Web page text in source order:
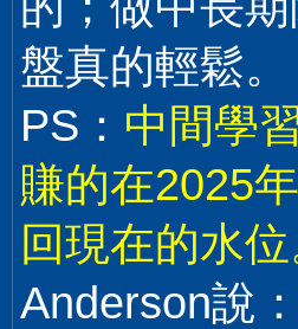
盤真的輕鬆。
PS： 中間學
賺的在2025
回現在的水
Anderson說